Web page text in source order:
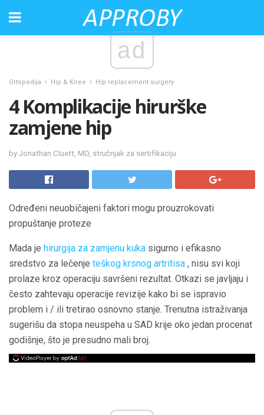
ad
Ortopedija Hip & Knee Hip replacement surgery
4 Komplikacije hirurške
zamjene hip
by Jonathan Cluett, MD, stručnjak za sertifikaciju
Određeni neuobičajeni faktori mogu prouzrokovati
propuštanje proteze
Mada je hirurgija za zamjenu kuka sigurno i efikasno
sredstvo za lečenje teškog krsnog artritisa , nisu svi koji
prolaze kroz operaciju savršeni rezultat. Otkazi se javljaju i
često zahtevaju operacije revizije kako bi se ispravio
problem i / ili tretirao osnovno stanje. Trenutna istraživanja
sugerišu da stopa neuspeha u SAD krije oko jedan procenat
godišnje, što je presudno mali broj.